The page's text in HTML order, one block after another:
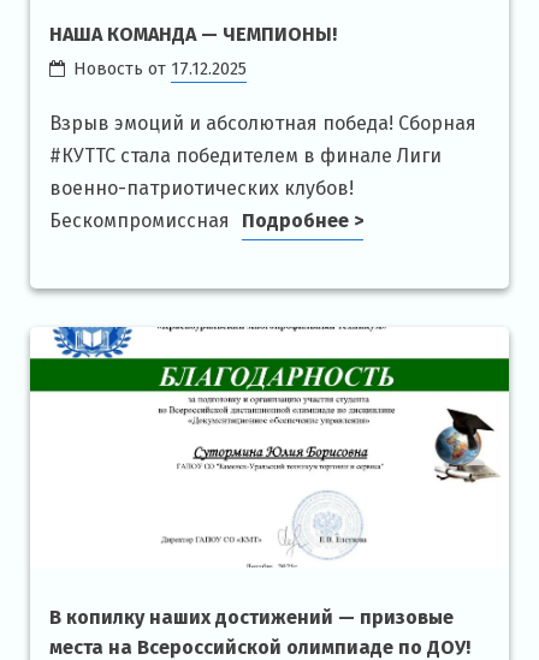
НАША КОМАНДА — ЧЕМПИОНЫ!
Новость от 17.12.2025
Взрыв эмоций и абсолютная победа! Сборная
#КУТТС стала победителем в финале Лиги
военно-патриотических клубов!
Бескомпромиссная
Подробнее >
В копилку наших достижений — призовые
места на Всероссийской олимпиаде по ДОУ!